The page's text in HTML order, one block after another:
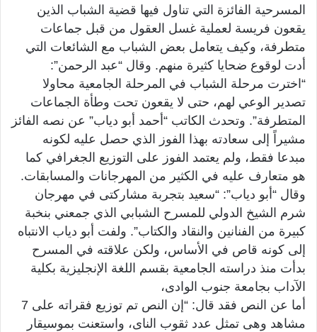
المسرحية الفائزة التي تناول فيها قضية الشباب الذين
يقعون فريسة لعملية غسل العقول من قبل جماعات
متطرفة، وكيف يتعامل بعض الشباب مع الشائعات التي
أدت لوقوع ضحايا كثيرة منهم. وقال “عبد الرحمن”:
“اخترت مرحلة الشباب في المرحلة الجامعية محاولا
تصدير الوعي لهم، حتى لا يقعون تحت وطأة الجماعات
المتطرفة”. وتحدث الكاتب “أحمد أبو دياب” عن نصه الفائز
مشيراً إلى سعادته بهذا الفوز الذي حصل عليه لكونه
مبدعا فقط، ولم يعتمد الفوز على التوزيع الجغرافي كما
هو متعارف عليه في الكثير من المهرجانات والمسابقات.
وقال “أبو دياب”: “سعيد بتجربة مشاركتى في مهرجان
شرم الشيخ الدولي للمسرح الشبابي الذي جمعني بنخبة
كبيرة من الفنانين والنقاد والكتاب”. ولفت أبو دياب الانتباه
إلى كونه قاص في الأساس، ولكن علاقته في المسرح
بدأت منذ دراسته الجامعية بقسم اللغة الإنجليزية بكلية
الآداب بجامعة جنوب الوادى،
أما عن النص فقد قال: “إن النص تم توزيع فقراته على 7
مشاهد وهى تمثل عدد ثقوب الناى، واستعنت بموسيقار